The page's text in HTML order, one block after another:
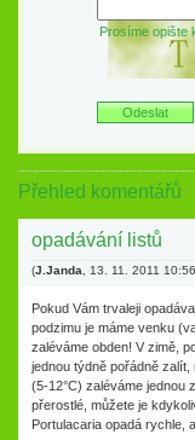
Prosíme opište
Přehled komentářů
opadávání listů
(J.Janda 13. 11. 2011 10:56
Pokud Vám trvaleji
podzimu je máme venku
zaléváme obden! V zimě,
jednou týdně pořádně
(5-12°C) zaléváme jednou
přerostlé, můžete je
Portulacaria opadá rychle,